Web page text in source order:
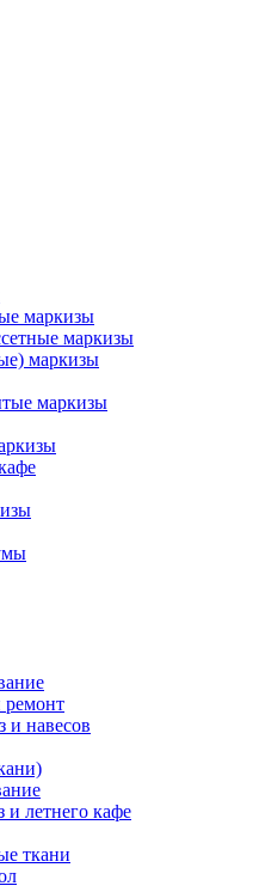
маркизы
маркизы
маркизы
маркизы
и навесов
и летнего кафе
ткани